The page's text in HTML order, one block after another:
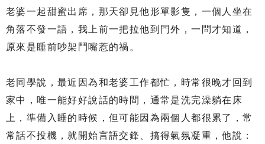
老婆一起甜蜜出席，那天卻見他形單影隻，一個人坐在
角落不發一語，我上前一把拉他到門外，一問才知道，
原來是睡前吵架鬥嘴惹的禍。
老同學說，最近因為和老婆工作都忙，時常很晚才回到
家中，唯一能好好說話的時間，通常是洗完澡躺在床
上，準備入睡的時候，但可能因為兩個人都很累了，常
常話不投機，就開始言語交鋒、搞得氣氛凝重，他說：